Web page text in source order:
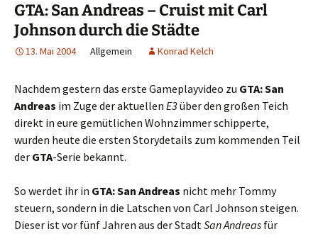
GTA: San Andreas – Cruist mit Carl
Johnson durch die Städte
13. Mai 2004 Allgemein Konrad Kelch
Nachdem gestern das erste Gameplayvideo zu GTA: San
Andreas im Zuge der aktuellen E3über den großen Teich
direkt in eure gemütlichen Wohnzimmer schipperte,
wurden heute die ersten Storydetails zum kommenden Teil
der GTA-Serie bekannt.
So werdet ihr in GTA: San Andreas nicht mehr Tommy
steuern, sondern in die Latschen von Carl Johnson steigen.
Dieser ist vor fünf Jahren aus der StadtSan Andreas für